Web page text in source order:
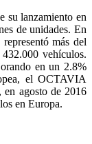
su lanzamiento en
de unidades. En
más del
vehículos.
en un 2.8%
el OCTAVIA
agosto de 2016
en Europa.